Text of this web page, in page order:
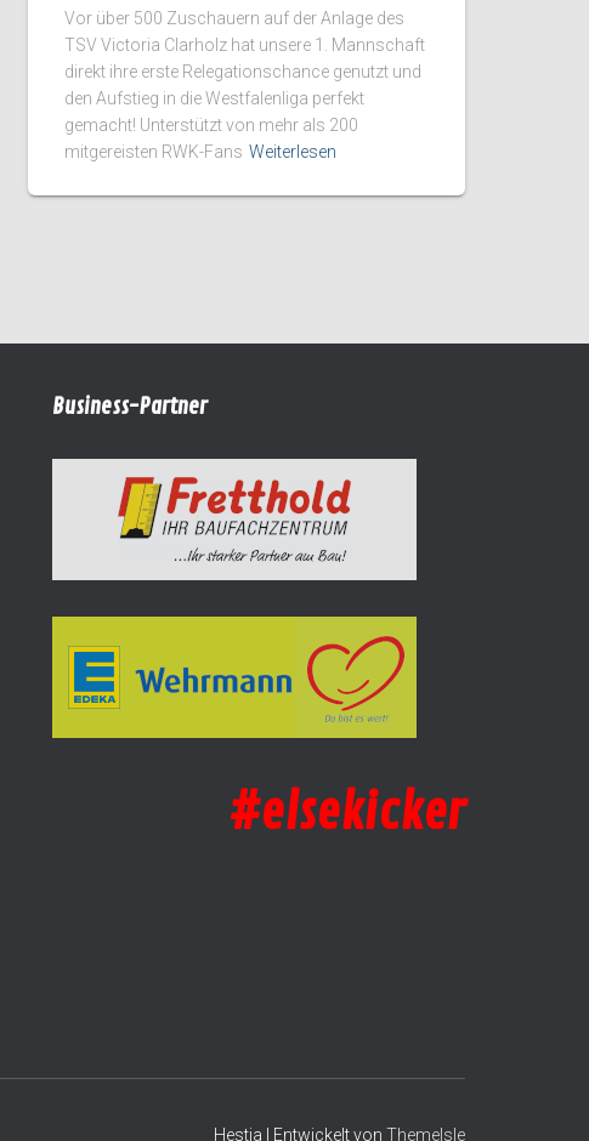
Vor über 500 Zuschauern auf der Anlage des
TSV Victoria Clarholz hat unsere 1. Mannschaft
direkt ihre erste Relegationschance genutzt und
den Aufstieg in die Westfalenliga perfekt
gemacht! Unterstützt von mehr als 200
mitgereisten RWK-Fans Weiterlesen
Business-Partner
#elsekicker
Hestia | Entwickelt von ThemeIsle